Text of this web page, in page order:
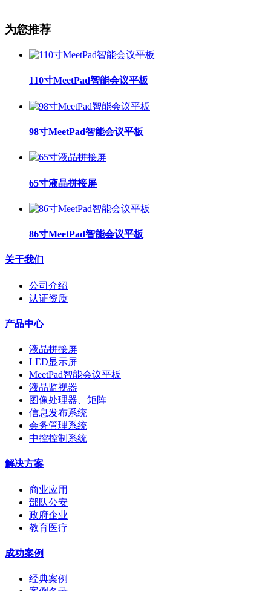
为您推荐
110寸MeetPad智能会议平板
98寸MeetPad智能会议平板
65寸液晶拼接屏
86寸MeetPad智能会议平板
关于我们
公司介绍
认证资质
产品中心
液晶拼接屏
LED显示屏
MeetPad智能会议平板
液晶监视器
图像处理器、矩阵
信息发布系统
会务管理系统
中控控制系统
解决方案
商业应用
部队公安
政府企业
教育医疗
成功案例
经典案例